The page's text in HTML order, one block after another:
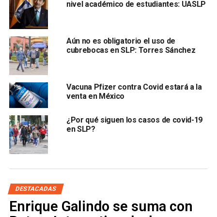
ciento decesos por cada 100 casos.
Los 150 nuevos casos están en el rango de 11 a 85
añosy se consideran 148 casos de transmisión local y
dos foráneos.
Los 13 decesos son 10 hombres y 3
mujeres, 8 con residencia en la capital, 1 en Soledad,
Villa de Reyes, Ciudad Valles, Tamasopo y Mexquitic,
En hospitalización se encuentran
estables, 222 graves y 76 intubadas; por lo que el
nivel académico de estudiantes: UASLP
Aún no es obligatorio el uso de
cubrebocas en SLP: Torres Sánchez
Vacuna Pfizer contra Covid estará a la
venta en México
¿Por qué siguen los casos de covid-19
en SLP?
DESTACADAS
Enrique Galindo se suma con